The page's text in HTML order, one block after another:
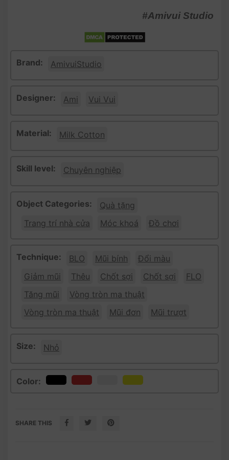
#Amivui Studio
Brand: AmivuiStudio
Designer: Ami Vui Vui
Material: Milk Cotton
Skill level: Chuyên nghiệp
Object Categories:
Quà tặng
Trang trí nhà cửa
Móc khoá Đồ chơi
Technique: BLO Mũi bính
Đổi màu
Giảm mũi
Thêu Chốt sợi Chốt sợi
FLO
Tăng mũi
Vòng tròn ma thuật
Vòng tròn ma thuật
Mũi đơn Mũi trượt
Size: Nhỏ
Color:
SHARE THIS